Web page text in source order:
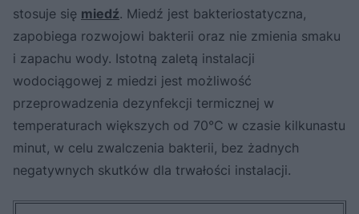
stosuje się miedź. Miedź jest bakteriostatyczna,
zapobiega rozwojowi bakterii oraz nie zmienia smaku
i zapachu wody. Istotną zaletą instalacji
wodociągowej z miedzi jest możliwość
przeprowadzenia dezynfekcji termicznej w
temperaturach większych od 70°C w czasie kilkunastu
minut, w celu zwalczenia bakterii, bez żadnych
negatywnych skutków dla trwałości instalacji.